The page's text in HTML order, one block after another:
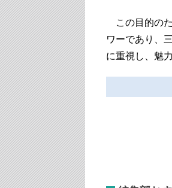
この目的の
ワーであり、
に重視し、魅